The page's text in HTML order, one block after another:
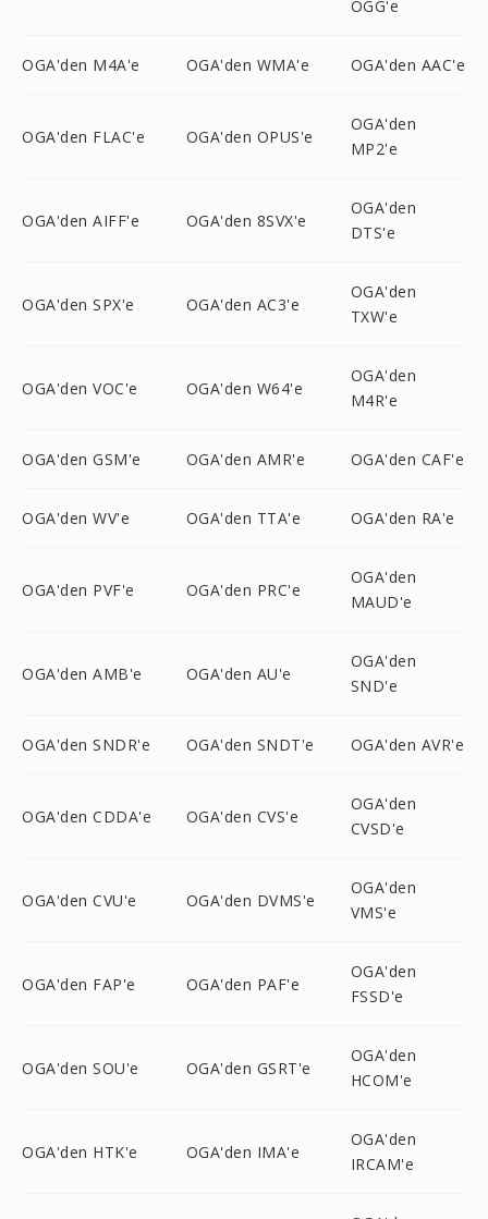
OGG'e
OGA'den M4A'e OGA'den WMA'e OGA'den AAC'e
OGA'den FLAC'e OGA'den OPUS'e
OGA'den
MP2'e
OGA'den AIFF'e OGA'den 8SVX'e
OGA'den
DTS'e
OGA'den SPX'e OGA'den AC3'e
OGA'den
TXW'e
OGA'den VOC'e OGA'den W64'e
OGA'den
M4R'e
OGA'den GSM'e OGA'den AMR'e OGA'den CAF'e
OGA'den WV'e OGA'den TTA'e OGA'den RA'e
OGA'den PVF'e OGA'den PRC'e
OGA'den
MAUD'e
OGA'den AMB'e OGA'den AU'e
OGA'den
SND'e
OGA'den SNDR'e OGA'den SNDT'e OGA'den AVR'e
OGA'den CDDA'e OGA'den CVS'e
OGA'den
CVSD'e
OGA'den CVU'e OGA'den DVMS'e
OGA'den
VMS'e
OGA'den FAP'e OGA'den PAF'e
OGA'den
FSSD'e
OGA'den SOU'e OGA'den GSRT'e
OGA'den
HCOM'e
OGA'den HTK'e OGA'den IMA'e
OGA'den
IRCAM'e